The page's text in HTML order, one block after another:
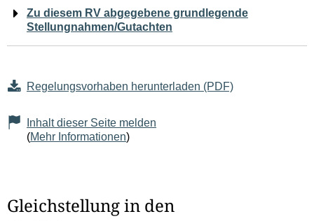
Zu diesem RV abgegebene grundlegende
Stellungnahmen/Gutachten
Regelungsvorhaben herunterladen (PDF)
Inhalt dieser Seite melden
(Mehr Informationen)
Gleichstellung in den